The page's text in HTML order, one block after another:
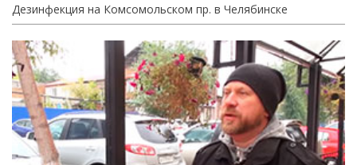
Дезинфекция на Комсомольском пр. в Челябинске